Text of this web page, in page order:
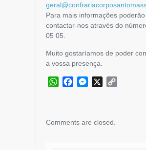
Para mais informações poderão
contactar-nos através do
05 05.
Muito gostaríamos de poder
a vossa presença.
WhatsApp
FacebookMessenger
Comments are closed.